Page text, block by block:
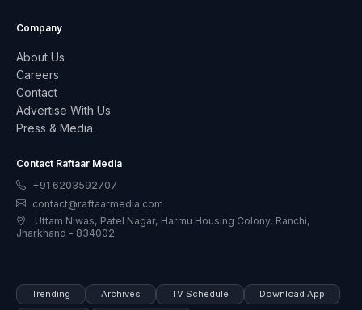
Company
About Us
Careers
Contact
Advertise With Us
Press & Media
Contact Raftaar Media
+91 6203592707
contact@raftaarmedia.com
Uttam Niwas, Patel Nagar, Harmu Housing Colony, Ranchi,
Jharkhand - 834002
Trending Archives TV Schedule Download App